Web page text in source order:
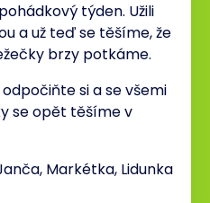
týden. Užili
a už teď se těšíme, že
brzy potkáme.
si a se všemi
se opět těšíme v
Markétka, Lidunka